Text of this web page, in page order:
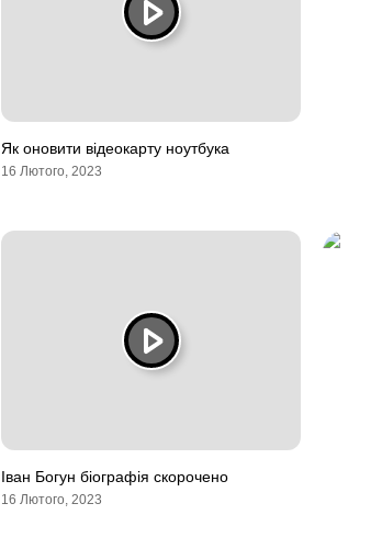
Як оновити відеокарту ноутбука
16 Лютого, 2023
Іван Богун біографія скорочено
16 Лютого, 2023